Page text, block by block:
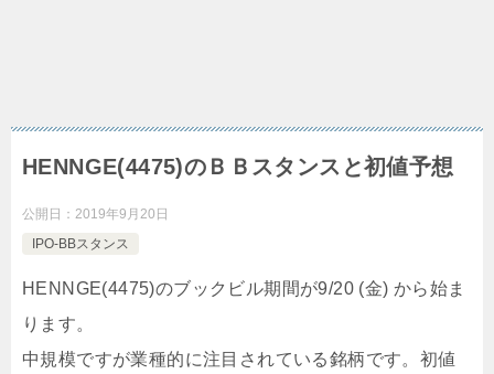
HENNGE(4475)のＢＢスタンスと初値予想
公開日： 2019年9月20日
IPO-BBスタンス
HENNGE(4475)のブックビル期間が9/20 (金) から始ま
ります。
中規模ですが業種的に注目されている銘柄です。初値